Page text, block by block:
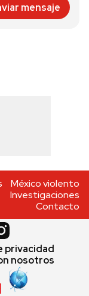
mensaje
México violento
Investigaciones
Contacto
privacidad
nosotros